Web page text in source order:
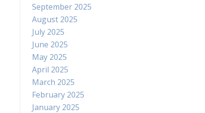
September 2025
August 2025
July 2025
June 2025
May 2025
April 2025
March 2025
February 2025
January 2025